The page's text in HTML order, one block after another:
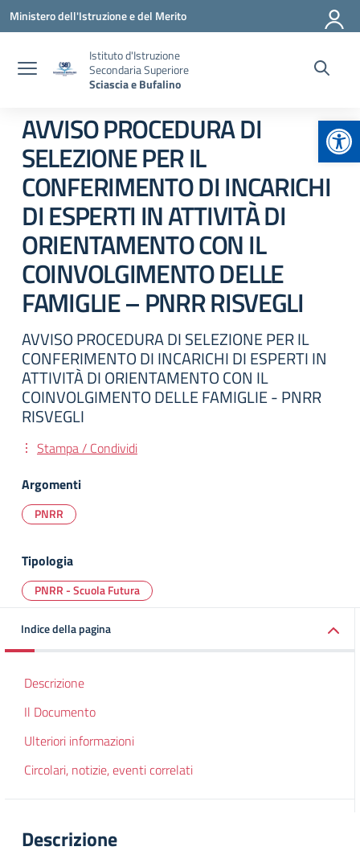
Vai ai contenuti
Vai al menu di navigazione
Vai al footer
Ministero dell'Istruzione e del Merito
Istituto d'Istruzione
Secondaria Superiore
Sciascia e Bufalino
AVVISO PROCEDURA DI
SELEZIONE PER IL
CONFERIMENTO DI INCARICHI
DI ESPERTI IN ATTIVITÀ DI
ORIENTAMENTO CON IL
COINVOLGIMENTO DELLE
FAMIGLIE – PNRR RISVEGLI
AVVISO PROCEDURA DI SELEZIONE PER IL
CONFERIMENTO DI INCARICHI DI ESPERTI IN
ATTIVITÀ DI ORIENTAMENTO CON IL
COINVOLGIMENTO DELLE FAMIGLIE - PNRR
RISVEGLI
Stampa / Condividi
Argomenti
PNRR
Tipologia
PNRR - Scuola Futura
Indice della pagina
Descrizione
Il Documento
Ulteriori informazioni
Circolari, notizie, eventi correlati
Descrizione